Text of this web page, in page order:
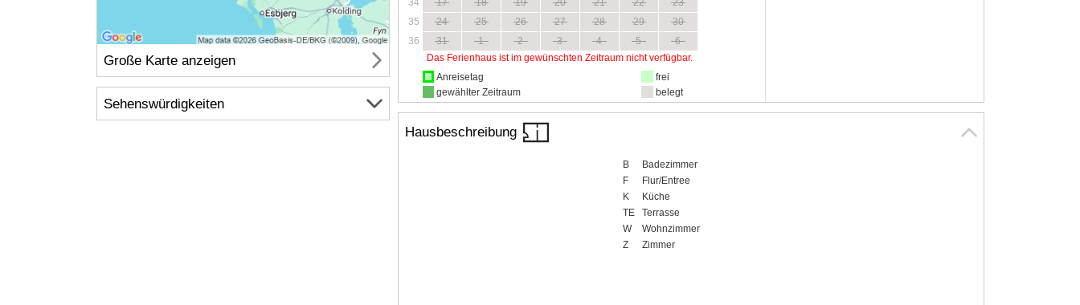
35
24 25 26 27 28 29
30
36
31 1 2 3 4 5
6
Das Ferienhaus ist im gewünschten Zeitraum nicht verfügbar.
Anreisetag
gewählter Zeitraum
frei
belegt
Hausbeschreibung
B
Badezimmer
F
Flur/Entree
K
Küche
TE
Terrasse
W
Wohnzimmer
Z
Zimmer
Große Karte anzeigen
Sehenswürdigkeiten